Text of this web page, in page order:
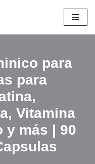
para
para
Vitamina
y más | 90